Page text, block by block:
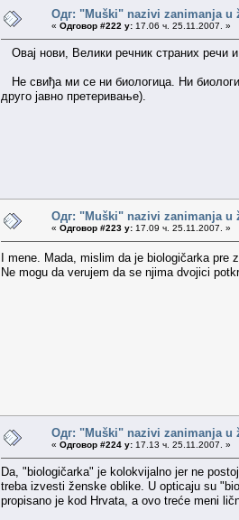
Одг: "Muški" nazivi zanimanja u
« Одговор #222 у: 17.06 ч. 25.11.2007. »
Овај нови, Велики речник страних речи
Не свиђа ми се ни биологица. Ни
друго јавно претеривање).
Одг: "Muški" nazivi zanimanja u
« Одговор #223 у: 17.09 ч. 25.11.2007. »
I mene. Mada, mislim da je biologičarka pre
Ne mogu da verujem da se njima dvojici
Одг: "Muški" nazivi zanimanja u
« Одговор #224 у: 17.13 ч. 25.11.2007. »
Da, "biologičarka" je kolokvijalno jer ne
treba izvesti ženske oblike. U opticaju su
propisano je kod Hrvata, a ovo treće meni